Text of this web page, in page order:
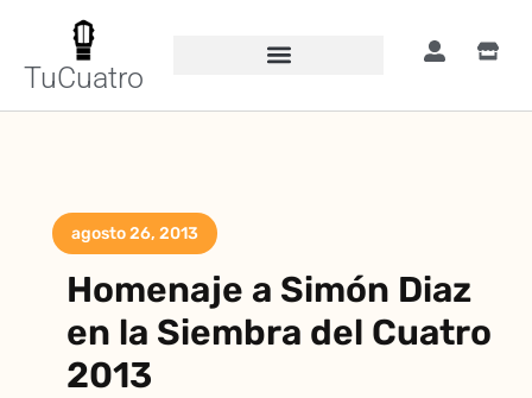
TuCuatro
agosto 26, 2013
Homenaje a Simón Diaz
en la Siembra del Cuatro
2013